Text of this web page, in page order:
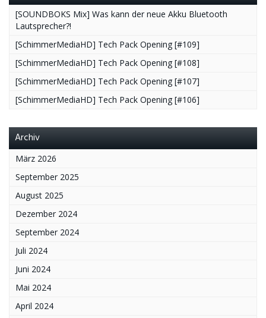
[SOUNDBOKS Mix] Was kann der neue Akku Bluetooth
Lautsprecher?!
[SchimmerMediaHD] Tech Pack Opening [#109]
[SchimmerMediaHD] Tech Pack Opening [#108]
[SchimmerMediaHD] Tech Pack Opening [#107]
[SchimmerMediaHD] Tech Pack Opening [#106]
Archiv
März 2026
September 2025
August 2025
Dezember 2024
September 2024
Juli 2024
Juni 2024
Mai 2024
April 2024